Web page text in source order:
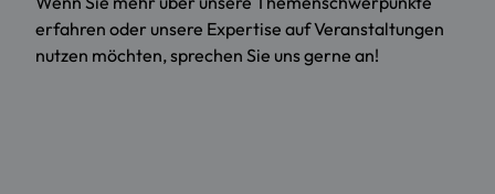
erfahren oder unsere Expertise auf Veranstaltungen
nutzen möchten, sprechen Sie uns gerne an!